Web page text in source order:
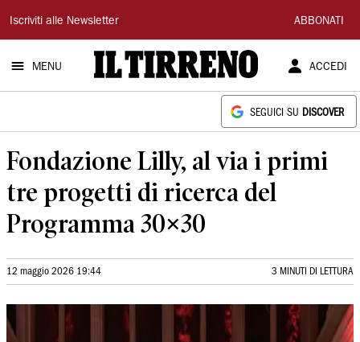
Il
Tirreno
Iscriviti alle Newsletter ABBONATI
MENU ACCEDI
SEGUICI SU DISCOVER
Fondazione Lilly, al via i primi
tre progetti di ricerca del
Programma 30×30
12 maggio 2026 19:44 3 MINUTI DI LETTURA